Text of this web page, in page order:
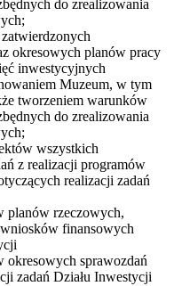
do zrealizowania
okresowych planów pracy
inwestycyjnych
Muzeum, w tym
tworzeniem warunków
do zrealizowania
wszystkich
z realizacji programów
realizacji zadań
planów rzeczowych,
finansowych
okresowych sprawozdań
zadań Działu Inwestycji